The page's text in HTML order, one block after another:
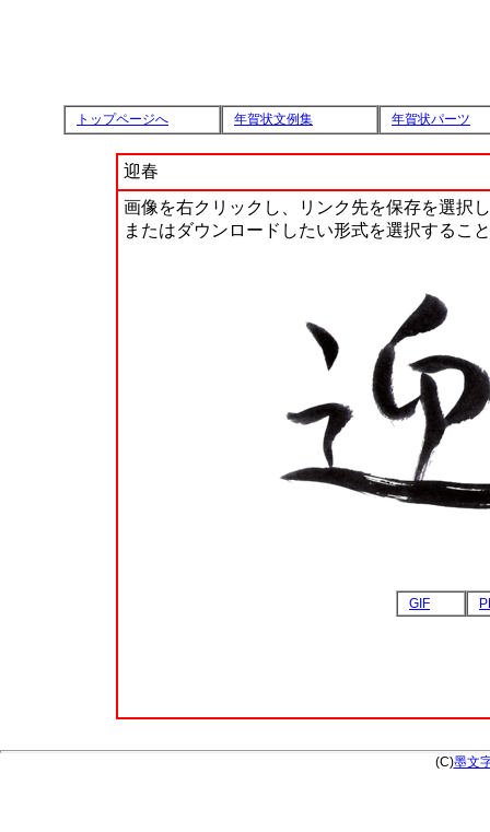
トップページへ 年賀状文例集 年賀状パーツ
迎春
画像を右クリックし、リンク先を保存を選択
またはダウンロードしたい形式を選択するこ
GIF
(C)墨文